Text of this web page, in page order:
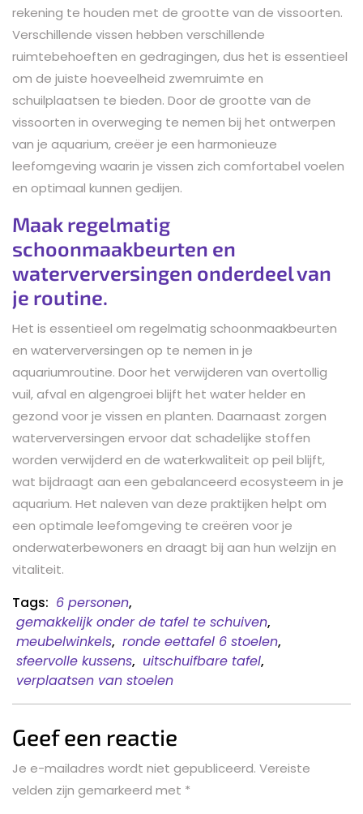
rekening te houden met de grootte van de vissoorten.
Verschillende vissen hebben verschillende
ruimtebehoeften en gedragingen, dus het is essentieel
om de juiste hoeveelheid zwemruimte en
schuilplaatsen te bieden. Door de grootte van de
vissoorten in overweging te nemen bij het ontwerpen
van je aquarium, creëer je een harmonieuze
leefomgeving waarin je vissen zich comfortabel voelen
en optimaal kunnen gedijen.
Maak regelmatig
schoonmaakbeurten en
waterverversingen onderdeel van
je routine.
Het is essentieel om regelmatig schoonmaakbeurten
en waterverversingen op te nemen in je
aquariumroutine. Door het verwijderen van overtollig
vuil, afval en algengroei blijft het water helder en
gezond voor je vissen en planten. Daarnaast zorgen
waterverversingen ervoor dat schadelijke stoffen
worden verwijderd en de waterkwaliteit op peil blijft,
wat bijdraagt aan een gebalanceerd ecosysteem in je
aquarium. Het naleven van deze praktijken helpt om
een optimale leefomgeving te creëren voor je
onderwaterbewoners en draagt bij aan hun welzijn en
vitaliteit.
Tags: 6 personen,
gemakkelijk onder de tafel te schuiven,
meubelwinkels, ronde eettafel 6 stoelen,
sfeervolle kussens, uitschuifbare tafel,
verplaatsen van stoelen
Geef een reactie
Je e-mailadres wordt niet gepubliceerd. Vereiste
velden zijn gemarkeerd met *